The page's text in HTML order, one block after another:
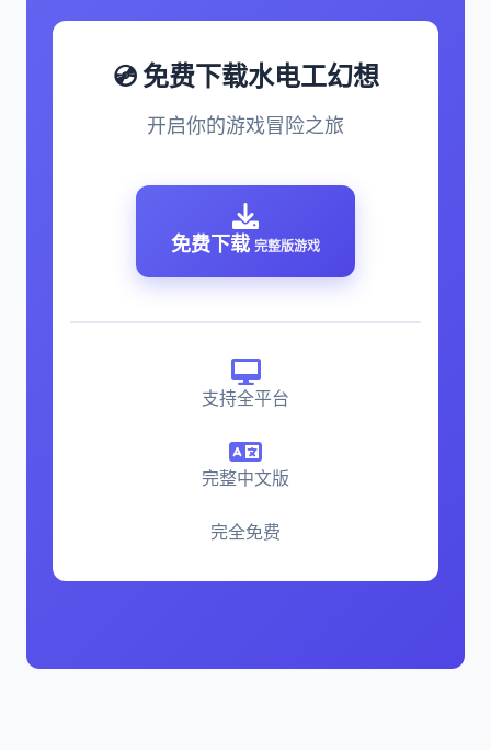
💿 免费下载水电工幻想
开启你的游戏冒险之旅
免费下载 完整版游戏
支持全平台
完整中文版
完全免费